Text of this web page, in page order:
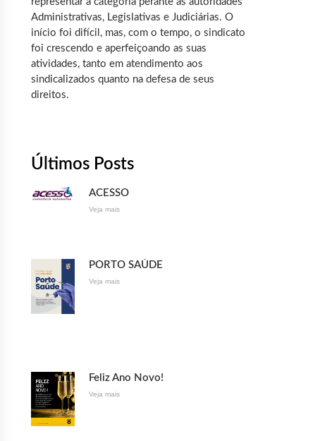
Administrativas, Legislativas e Judiciárias. O
início foi difícil, mas, com o tempo, o sindicato
foi crescendo e aperfeiçoando as suas
atividades, tanto em atendimento aos
sindicalizados quanto na defesa de seus
direitos.
Últimos Posts
ACESSO
Veja mais
PORTO SAÚDE
Veja mais
Feliz Ano Novo!
Veja mais